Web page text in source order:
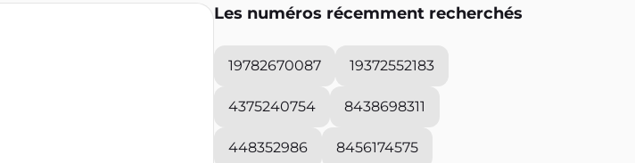
Les numéros récemment recherchés
19782670087 19372552183
4375240754 8438698311
448352986 8456174575